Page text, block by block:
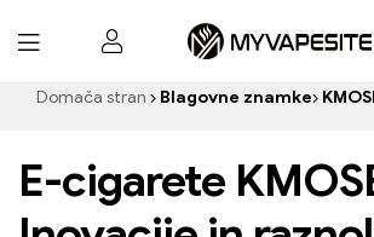
Domača stran Blagovne znamke
E-cigarete